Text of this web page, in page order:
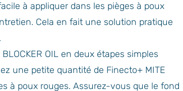
à appliquer dans les pièges à poux
Cela en fait une solution pratique
OIL en deux étapes simples
une petite quantité de Finecto+ MITE
à poux rouges. Assurez-vous que le fond